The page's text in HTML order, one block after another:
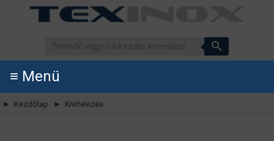
≡ Menü
► Kezdőlap ► Kivitelezés